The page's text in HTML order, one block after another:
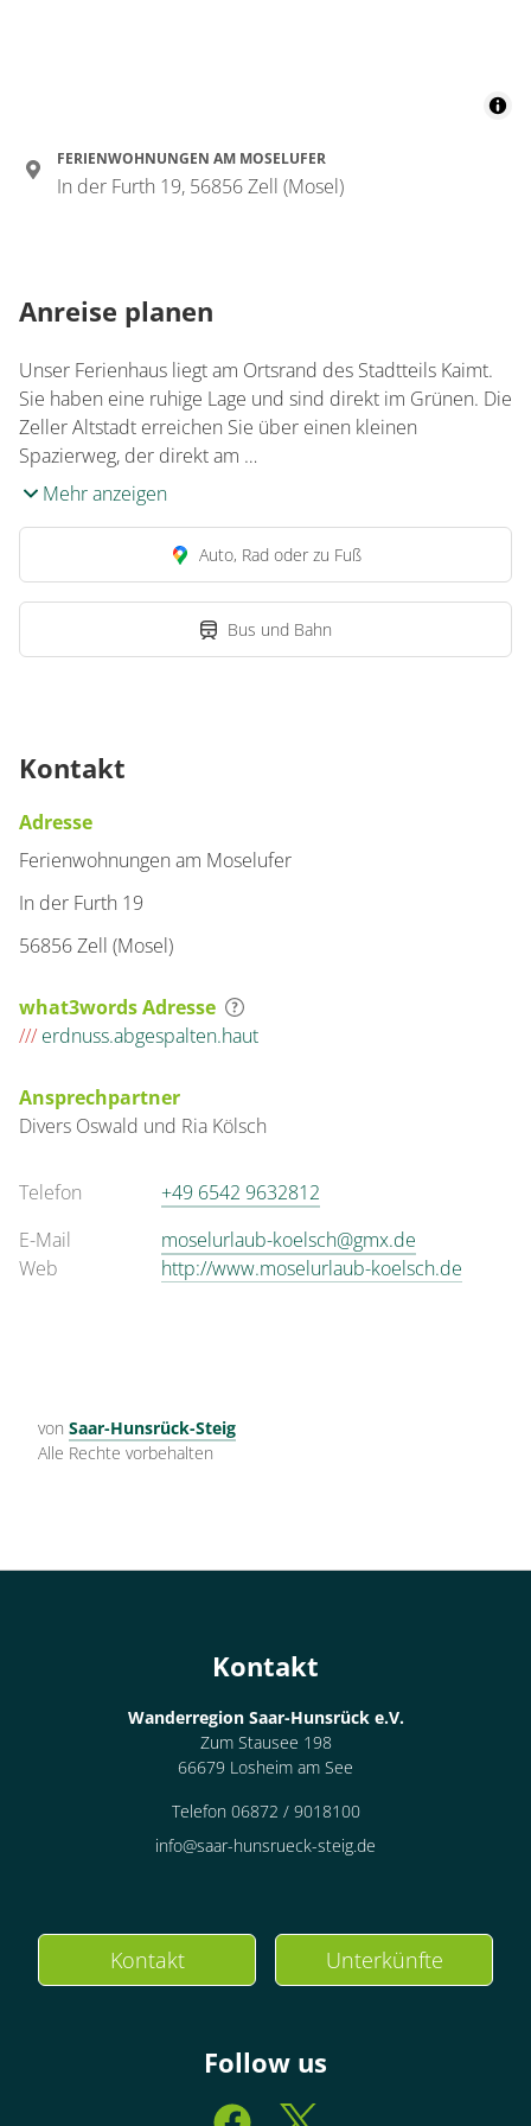
Details anzeigen für Appartement/Fewo
FERIENWOHNUNGEN AM MOSELUFER
In der Furth 19, 56856 Zell (Mosel)
Anreise planen
Unser Ferienhaus liegt am Ortsrand des Stadtteils Kaimt.
Sie haben eine ruhige Lage und sind direkt im Grünen. Die
Zeller Altstadt erreichen Sie über einen kleinen
Spazierweg, der direkt am …
Mehr anzeigen
Auto, Rad oder zu Fuß
Bus und Bahn
Kontakt
Adresse
Ferienwohnungen am Moselufer
In der Furth 19
56856 Zell (Mosel)
what3words Adresse
/// erdnuss.abgespalten.haut
Ansprechpartner
Divers Oswald und Ria Kölsch
Telefon
+49 6542 9632812
E-Mail
moselurlaub-koelsch@gmx.de
Web
http://www.moselurlaub-koelsch.de
von Saar-Hunsrück-Steig
Alle Rechte vorbehalten
Kontakt
Wanderregion Saar-Hunsrück e.V.
Zum Stausee 198
66679 Losheim am See
Telefon 06872 / 9018100
info@saar-hunsrueck-steig.de
Kontakt Unterkünfte
Follow us